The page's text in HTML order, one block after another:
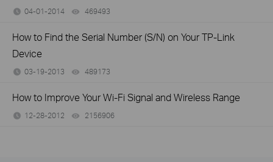
04-01-2014 469493
How to Find the Serial Number (S/N) on Your TP-Link
Device
03-19-2013 489173
How to Improve Your Wi-Fi Signal and Wireless Range
12-28-2012 2156906